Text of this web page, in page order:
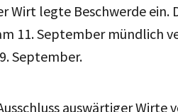
Wirt legte Beschwerde ein.
11. September mündlich
September.
auswärtiger